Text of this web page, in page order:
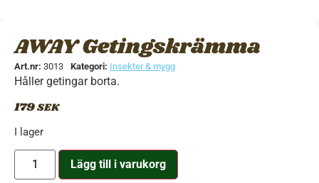
AWAY Getingskrämma
Art.nr: 3013 Kategori: Insekter & mygg
Håller getingar borta.
179SEK
I lager
Lägg till i varukorg